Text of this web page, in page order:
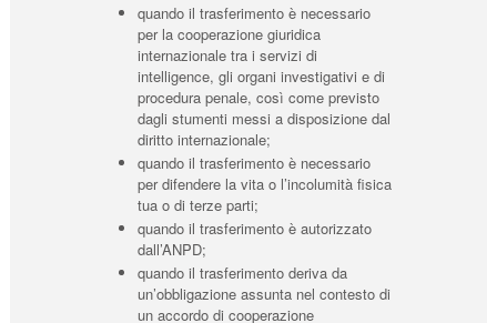
quando il trasferimento è necessario
per la cooperazione giuridica
internazionale tra i servizi di
intelligence, gli organi investigativi e di
procedura penale, così come previsto
dagli stumenti messi a disposizione dal
diritto internazionale;
quando il trasferimento è necessario
per difendere la vita o l’incolumità fisica
tua o di terze parti;
quando il trasferimento è autorizzato
dall’ANPD;
quando il trasferimento deriva da
un’obbligazione assunta nel contesto di
un accordo di cooperazione